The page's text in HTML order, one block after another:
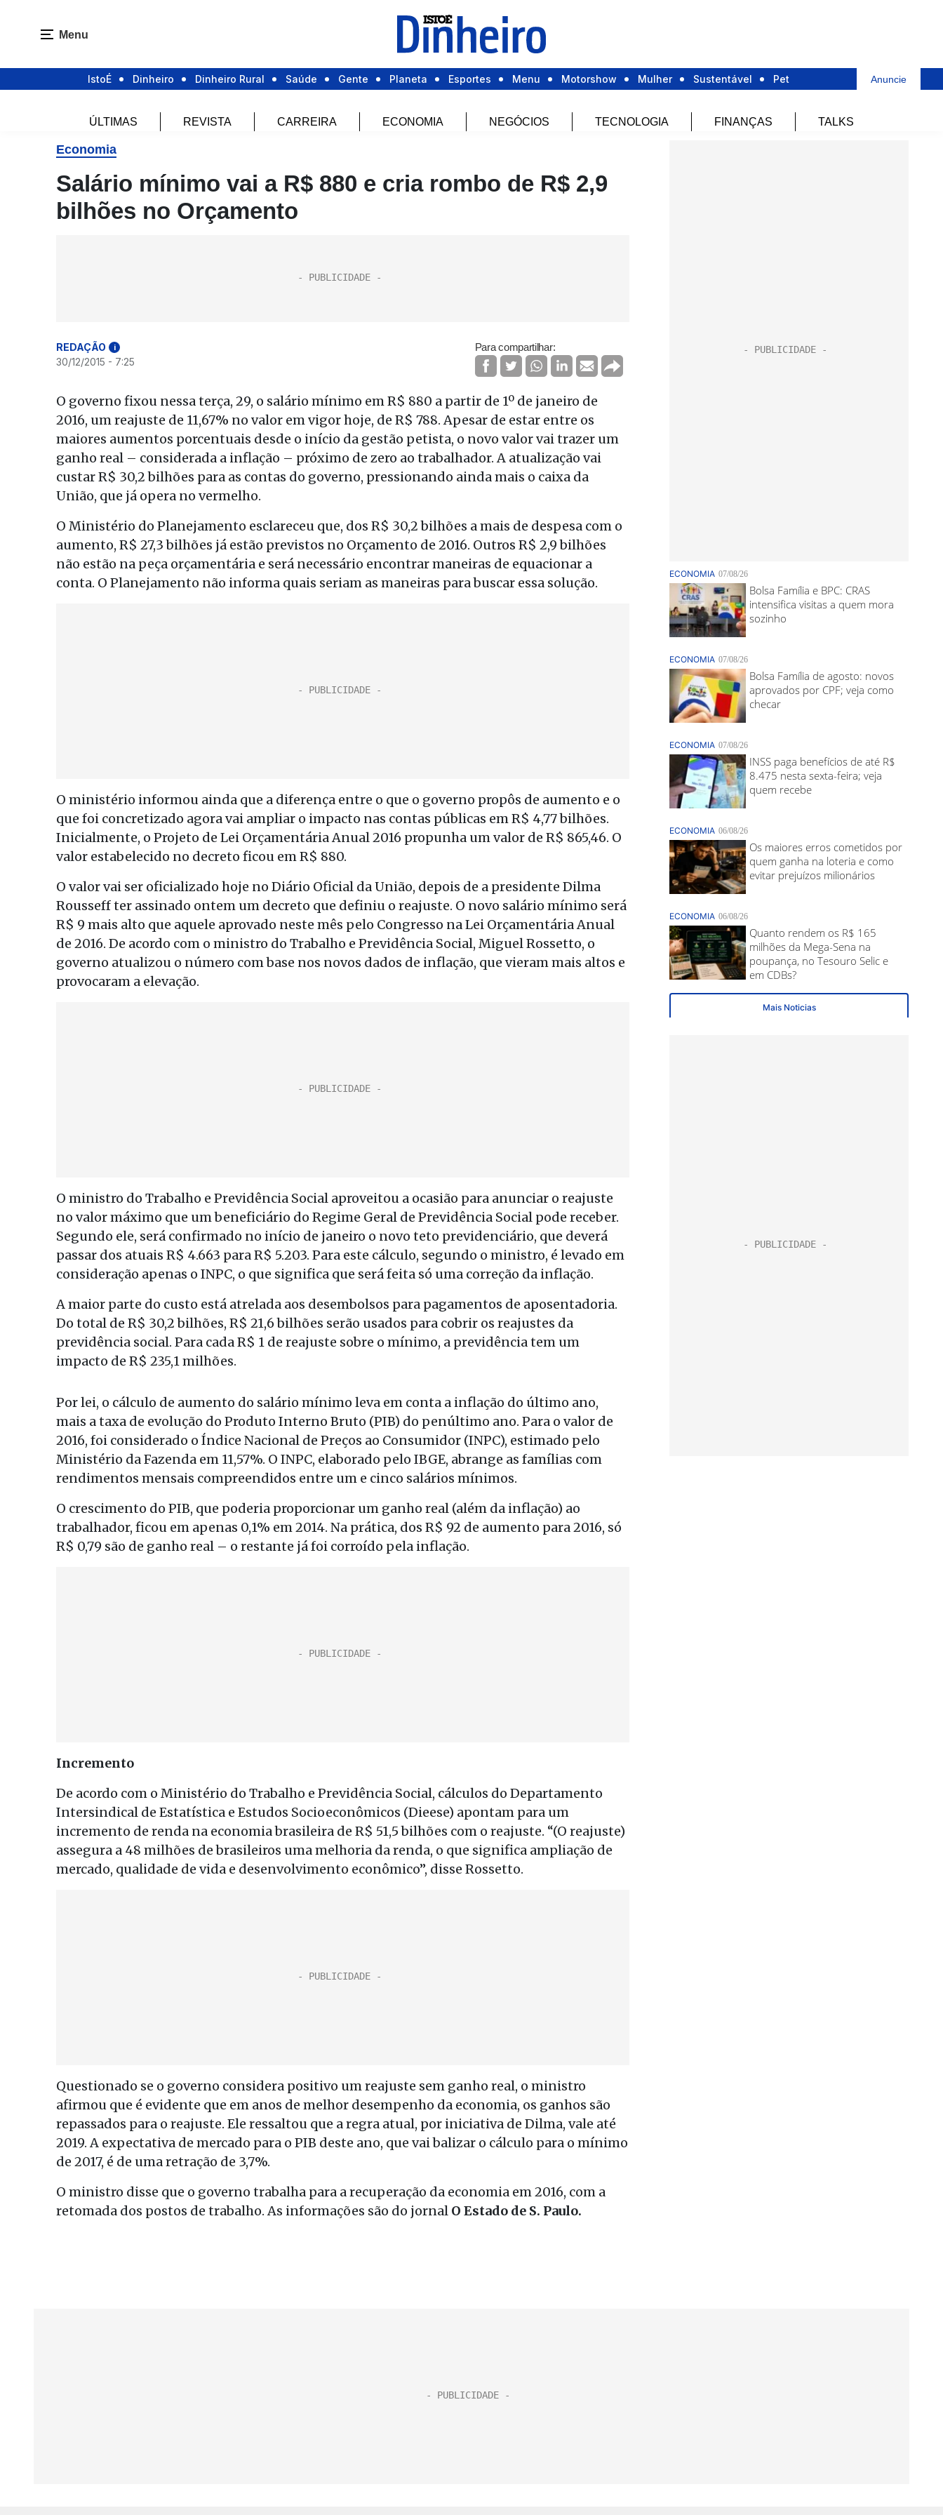
Menu
IstoÉ Dinheiro Dinheiro Rural Saúde Gente Planeta Esportes Menu Motorshow Mulher Sustentável Pet Anuncie
ÚLTIMAS REVISTA CARREIRA ECONOMIA NEGÓCIOS TECNOLOGIA FINANÇAS TALKS
Economia
Salário mínimo vai a R$ 880 e cria rombo de R$ 2,9
bilhões no Orçamento
REDAÇÃO i
30/12/2015 - 7:25
Para compartilhar:
O governo fixou nessa terça, 29, o salário mínimo em R$ 880 a partir de 1º de janeiro de
2016, um reajuste de 11,67% no valor em vigor hoje, de R$ 788. Apesar de estar entre os
maiores aumentos porcentuais desde o início da gestão petista, o novo valor vai trazer um
ganho real – considerada a inflação – próximo de zero ao trabalhador. A atualização vai
custar R$ 30,2 bilhões para as contas do governo, pressionando ainda mais o caixa da
União, que já opera no vermelho.
O Ministério do Planejamento esclareceu que, dos R$ 30,2 bilhões a mais de despesa com o
aumento, R$ 27,3 bilhões já estão previstos no Orçamento de 2016. Outros R$ 2,9 bilhões
não estão na peça orçamentária e será necessário encontrar maneiras de equacionar a
conta. O Planejamento não informa quais seriam as maneiras para buscar essa solução.
O ministério informou ainda que a diferença entre o que o governo propôs de aumento e o
que foi concretizado agora vai ampliar o impacto nas contas públicas em R$ 4,77 bilhões.
Inicialmente, o Projeto de Lei Orçamentária Anual 2016 propunha um valor de R$ 865,46. O
valor estabelecido no decreto ficou em R$ 880.
O valor vai ser oficializado hoje no Diário Oficial da União, depois de a presidente Dilma
Rousseff ter assinado ontem um decreto que definiu o reajuste. O novo salário mínimo será
R$ 9 mais alto que aquele aprovado neste mês pelo Congresso na Lei Orçamentária Anual
de 2016. De acordo com o ministro do Trabalho e Previdência Social, Miguel Rossetto, o
governo atualizou o número com base nos novos dados de inflação, que vieram mais altos e
provocaram a elevação.
O ministro do Trabalho e Previdência Social aproveitou a ocasião para anunciar o reajuste
no valor máximo que um beneficiário do Regime Geral de Previdência Social pode receber.
Segundo ele, será confirmado no início de janeiro o novo teto previdenciário, que deverá
passar dos atuais R$ 4.663 para R$ 5.203. Para este cálculo, segundo o ministro, é levado em
consideração apenas o INPC, o que significa que será feita só uma correção da inflação.
A maior parte do custo está atrelada aos desembolsos para pagamentos de aposentadoria.
Do total de R$ 30,2 bilhões, R$ 21,6 bilhões serão usados para cobrir os reajustes da
previdência social. Para cada R$ 1 de reajuste sobre o mínimo, a previdência tem um
impacto de R$ 235,1 milhões.
Por lei, o cálculo de aumento do salário mínimo leva em conta a inflação do último ano,
mais a taxa de evolução do Produto Interno Bruto (PIB) do penúltimo ano. Para o valor de
2016, foi considerado o Índice Nacional de Preços ao Consumidor (INPC), estimado pelo
Ministério da Fazenda em 11,57%. O INPC, elaborado pelo IBGE, abrange as famílias com
rendimentos mensais compreendidos entre um e cinco salários mínimos.
O crescimento do PIB, que poderia proporcionar um ganho real (além da inflação) ao
trabalhador, ficou em apenas 0,1% em 2014. Na prática, dos R$ 92 de aumento para 2016, só
R$ 0,79 são de ganho real – o restante já foi corroído pela inflação.
Incremento
De acordo com o Ministério do Trabalho e Previdência Social, cálculos do Departamento
Intersindical de Estatística e Estudos Socioeconômicos (Dieese) apontam para um
incremento de renda na economia brasileira de R$ 51,5 bilhões com o reajuste. “(O reajuste)
assegura a 48 milhões de brasileiros uma melhoria da renda, o que significa ampliação de
mercado, qualidade de vida e desenvolvimento econômico”, disse Rossetto.
Questionado se o governo considera positivo um reajuste sem ganho real, o ministro
afirmou que é evidente que em anos de melhor desempenho da economia, os ganhos são
repassados para o reajuste. Ele ressaltou que a regra atual, por iniciativa de Dilma, vale até
2019. A expectativa de mercado para o PIB deste ano, que vai balizar o cálculo para o mínimo
de 2017, é de uma retração de 3,7%.
O ministro disse que o governo trabalha para a recuperação da economia em 2016, com a
retomada dos postos de trabalho. As informações são do jornal O Estado de S. Paulo.